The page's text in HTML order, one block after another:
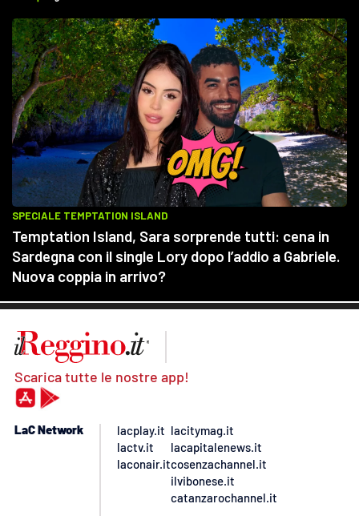
Scarica tutte le nostre app!
LaC Network
lacplay.it
lactv.it
laconair.it
lacitymag.it
lacapitalenews.it
cosenzachannel.it
ilvibonese.it
catanzarochannel.it